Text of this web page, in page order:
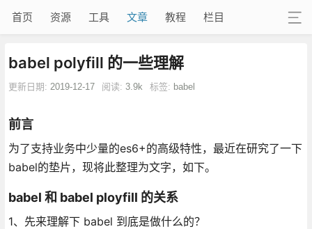
首页 资源 工具 文章 教程 栏目
babel polyfill 的一些理解
更新日期: 2019-12-17 阅读: 3.9k 标签: babel
前言
为了支持业务中少量的es6+的高级特性，最近在研究了一下
babel的垫片，现将此整理为文字，如下。
babel 和 babel ployfill 的关系
1、先来理解下 babel 到底是做什么的？